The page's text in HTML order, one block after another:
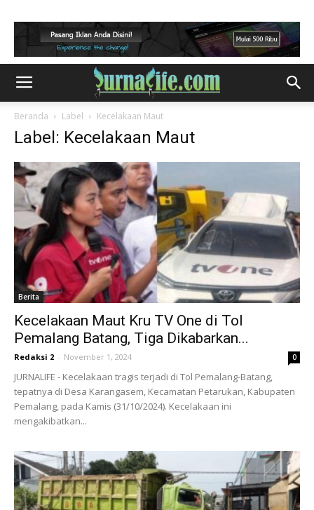
Beranda Label Kecelakaan Maut
Label: Kecelakaan Maut
Berita
Kecelakaan Maut Kru TV One di Tol
Pemalang Batang, Tiga Dikabarkan...
Redaksi 2 - November 1, 2024 0
JURNALIFE - Kecelakaan tragis terjadi di Tol Pemalang-Batang,
tepatnya di Desa Karangasem, Kecamatan Petarukan, Kabupaten
Pemalang, pada Kamis (31/10/2024). Kecelakaan ini
mengakibatkan...